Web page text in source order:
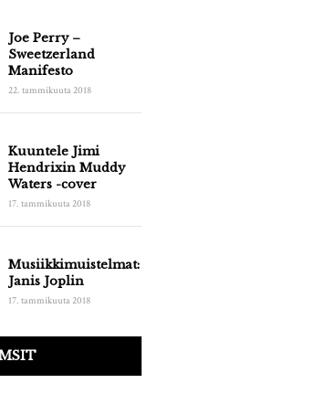
Joe Perry –
Sweetzerland
Manifesto
22. tammikuuta 2018
Kuuntele Jimi
Hendrixin Muddy
Waters -cover
17. tammikuuta 2018
Musiikkimuistelmat:
Janis Joplin
17. tammikuuta 2018